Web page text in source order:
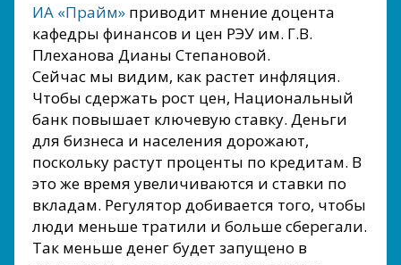
ИА «Прайм» приводит мнение доцента
кафедры финансов и цен РЭУ им. Г.В.
Плеханова Дианы Степановой.
Сейчас мы видим, как растет инфляция.
Чтобы сдержать рост цен, Национальный
банк повышает ключевую ставку. Деньги
для бизнеса и населения дорожают,
поскольку растут проценты по кредитам. В
это же время увеличиваются и ставки по
вкладам. Регулятор добивается того, чтобы
люди меньше тратили и больше сберегали.
Так меньше денег будет запущено в